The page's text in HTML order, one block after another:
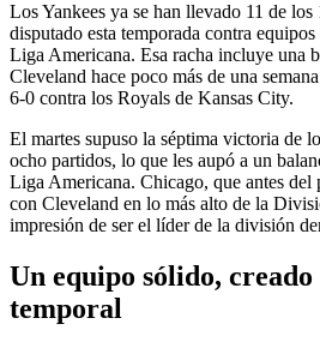
Los Yankees ya se han llevado 11 de
disputado esta temporada contra
Liga Americana. Esa racha incluye una
Cleveland hace poco más de una
6-0 contra los Royals de Kansas City.
El martes supuso la séptima victoria de
ocho partidos, lo que les aupó a un
Liga Americana. Chicago, que antes del
con Cleveland en lo más alto de la
impresión de ser el líder de la división
Un equipo sólido,
temporal